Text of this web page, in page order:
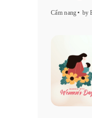
Cẩm nang by